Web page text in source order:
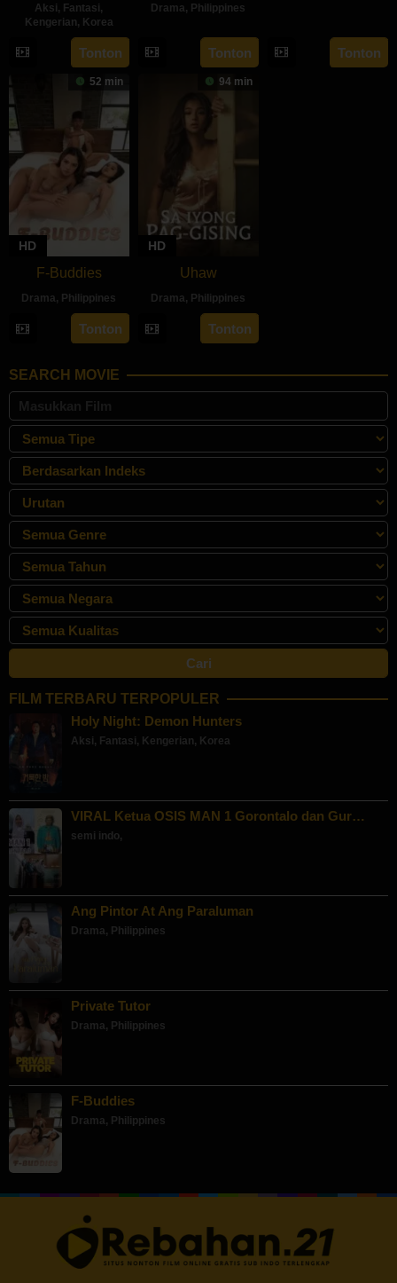
Aksi, Fantasi,
Kengerian, Korea
30
Apr
2025
Lim
Dae-
hee
Tonton
Drama, Philippines
16
Aug
2024
Marc
Misa
Tonton
Aug
2024
Tonton
52 min
HD
F-Buddies
Drama, Philippines
Sep
JM
Nebres
Tonton
94 min
HD
Uhaw
Drama, Philippines
30
Aug
Bobby
Bonifacio
Tonton
SEARCH MOVIE
FILM TERBARU TERPOPULER
Holy Night: Demon Hunters
Aksi, Fantasi, Kengerian, Korea
VIRAL Ketua OSIS MAN 1 Gorontalo dan Gur…
semi indo,
Ang Pintor At Ang Paraluman
Drama, Philippines
Private Tutor
Drama, Philippines
F-Buddies
Drama, Philippines